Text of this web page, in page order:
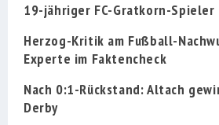
19-jähriger FC-Gratkorn-
Herzog-Kritik am Fußball-
Experte im Faktencheck
Nach 0:1-Rückstand: Altach
Derby